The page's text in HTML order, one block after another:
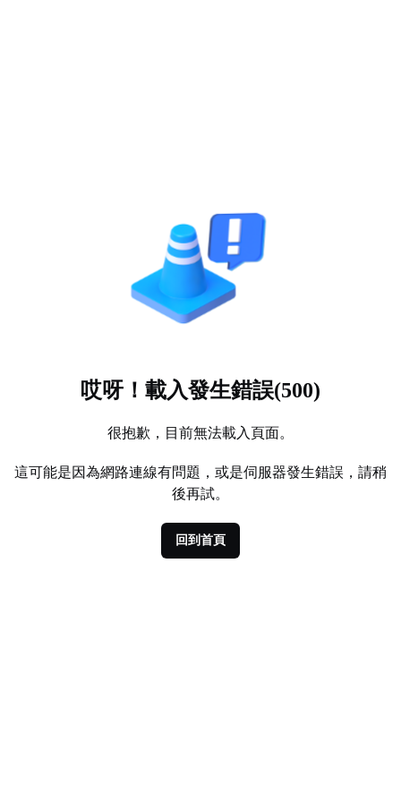
哎呀！載入發生錯誤(500)
很抱歉，目前無法載入頁面。
這可能是因為網路連線有問題，或是伺服器發生錯誤，請稍
後再試。
回到首頁